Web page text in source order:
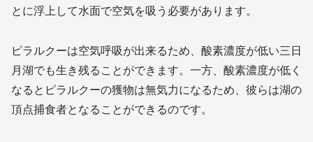
とに浮上して水面で空気を吸う必要があります。
ピラルクーは空気呼吸が出来るため、酸素濃度が低い三日
月湖でも生き残ることができます。一方、酸素濃度が低く
なるとピラルクーの獲物は無気力になるため、彼らは湖の
頂点捕食者となることができるのです。